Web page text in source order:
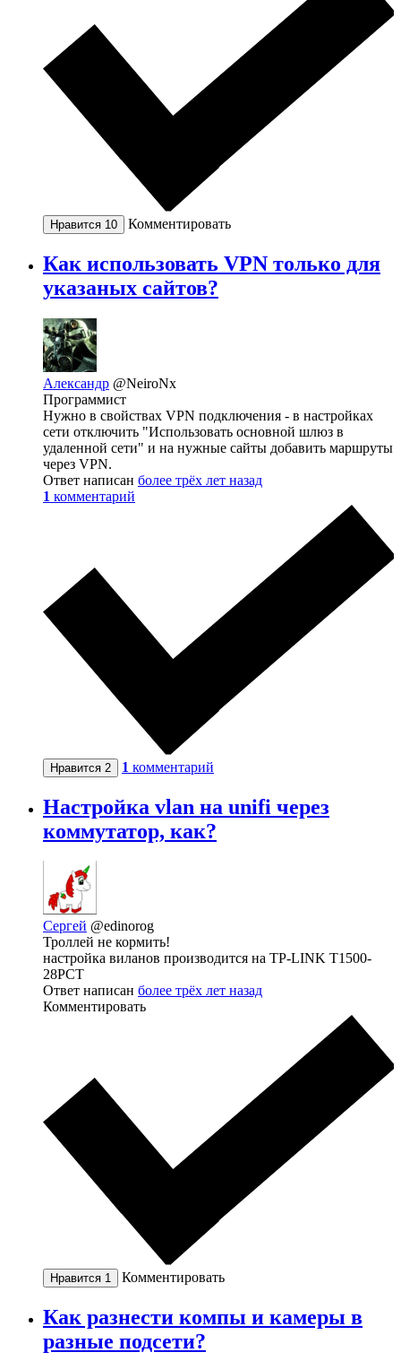
Нравится 10 Комментировать
Как использовать VPN только для
указаных сайтов?
Александр @NeiroNx
Программист
Нужно в свойствах VPN подключения - в настройках
сети отключить "Использовать основной шлюз в
удаленной сети" и на нужные сайты добавить маршруты
через VPN.
Ответ написан более трёх лет назад
1 комментарий
Нравится 2 1 комментарий
Настройка vlan на unifi через
коммутатор, как?
Сергей @edinorog
Троллей не кормить!
настройка виланов производится на TP-LINK T1500-
28PCT
Ответ написан более трёх лет назад
Комментировать
Нравится 1 Комментировать
Как разнести компы и камеры в
разные подсети?